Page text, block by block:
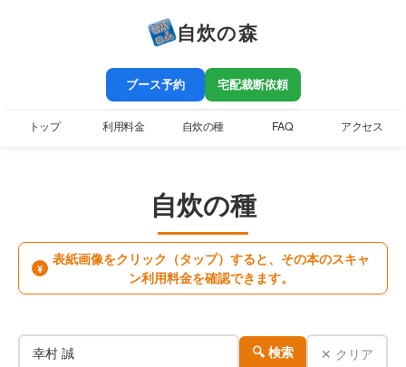
自炊の森
ブース予約 宅配裁断依頼
トップ 利用料金 自炊の種 FAQ アクセス
自炊の種
¥
表紙画像をクリック（タップ）すると、その本のスキャ
ン利用料金を確認できます。
🔍 検索 ✕ クリア